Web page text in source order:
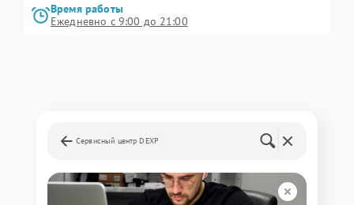
Время работы
Ежедневно с 9:00 до 21:00
Сервисный центр DEXP